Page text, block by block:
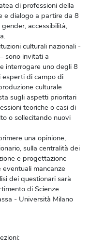
di professioni della
e dialogo a partire da 8
accessibilità,
culturali nazionali -
sono invitati a
interrogare uno degli 8
di campo di
culturale
sugli aspetti prioritari
teoriche o casi di
o sollecitando nuovi
una opinione,
sulla centralità dei
e progettazione
mancanze
dei questionari sarà
di Scienze
- Università Milano